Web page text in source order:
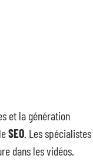
et la génération
SEO. Les spécialistes
dans les vidéos.